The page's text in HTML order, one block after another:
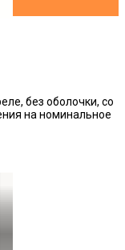
без оболочки, со
на номинальное